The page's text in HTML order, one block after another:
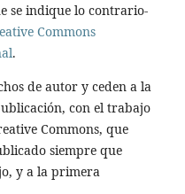
se indique lo contrario-
Commons
.
de autor y ceden a la
con el trabajo
Commons, que
siempre que
y a la primera